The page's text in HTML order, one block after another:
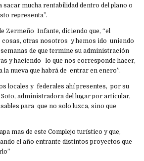
sacar mucha rentabilidad dentro del plano o
representa”.
Zermeño Infante, diciendo que, “el
otras nosotros y hemos ido uniendo
de que termine su administración
y haciendo lo que nos corresponde hacer,
la nueva que habrá de entrar en enero”.
locales y federales ahí presentes, por su
administradora del lugar por articular,
para que no solo luzca, sino que
mas de este Complejo turístico y que,
el año entrante distintos proyectos que